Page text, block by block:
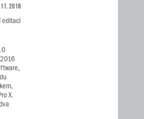
2018
editací
X.